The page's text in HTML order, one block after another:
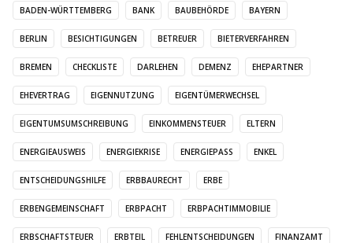
BADEN-WÜRTTEMBERG BANK BAUBEHÖRDE BAYERN
BERLIN BESICHTIGUNGEN BETREUER BIETERVERFAHREN
BREMEN CHECKLISTE DARLEHEN DEMENZ EHEPARTNER
EHEVERTRAG EIGENNUTZUNG EIGENTÜMERWECHSEL
EIGENTUMSUMSCHREIBUNG EINKOMMENSTEUER ELTERN
ENERGIEAUSWEIS ENERGIEKRISE ENERGIEPASS ENKEL
ENTSCHEIDUNGSHILFE ERBBAURECHT ERBE
ERBENGEMEINSCHAFT ERBPACHT ERBPACHTIMMOBILIE
ERBSCHAFTSTEUER ERBTEIL FEHLENTSCHEIDUNGEN FINANZAMT